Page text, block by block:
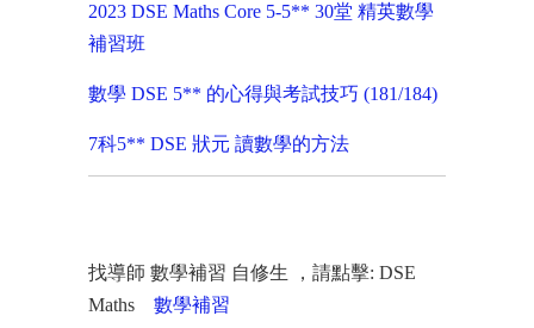
2023 DSE Maths Core 5-5** 30堂 精英數學
補習班
數學 DSE 5** 的心得與考試技巧 (181/184)
7科5** DSE 狀元 讀數學的方法
找導師 數學補習 自修生 ，請點擊: DSE
Maths 數學補習